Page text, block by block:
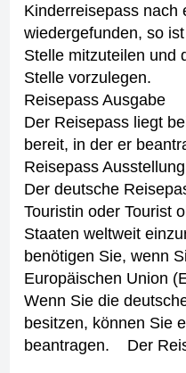
Kinderreisepass nach
wiedergefunden, so
Stelle mitzuteilen und
Stelle vorzulegen.
Reisepass Ausgabe
Der Reisepass liegt
bereit, in der er
Reisepass Ausstellung
Der deutsche
Touristin oder Tourist
Staaten weltweit
benötigen Sie, wenn
Europäischen Union
Wenn Sie die
besitzen, können Sie
beantragen.
Der